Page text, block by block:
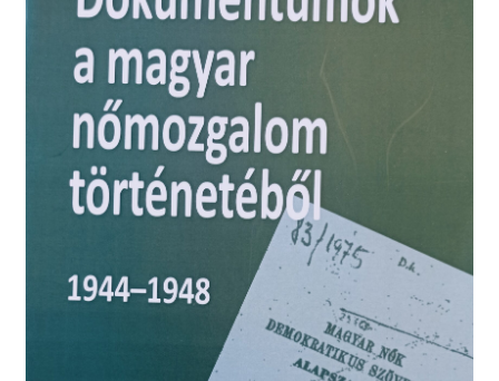
Utolsó példányok